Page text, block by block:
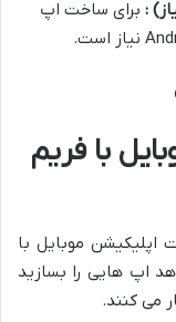
)
: برای ساخت اپ
با فریم
اپلیکیشن موبایل با
اپ هایی را بسازید